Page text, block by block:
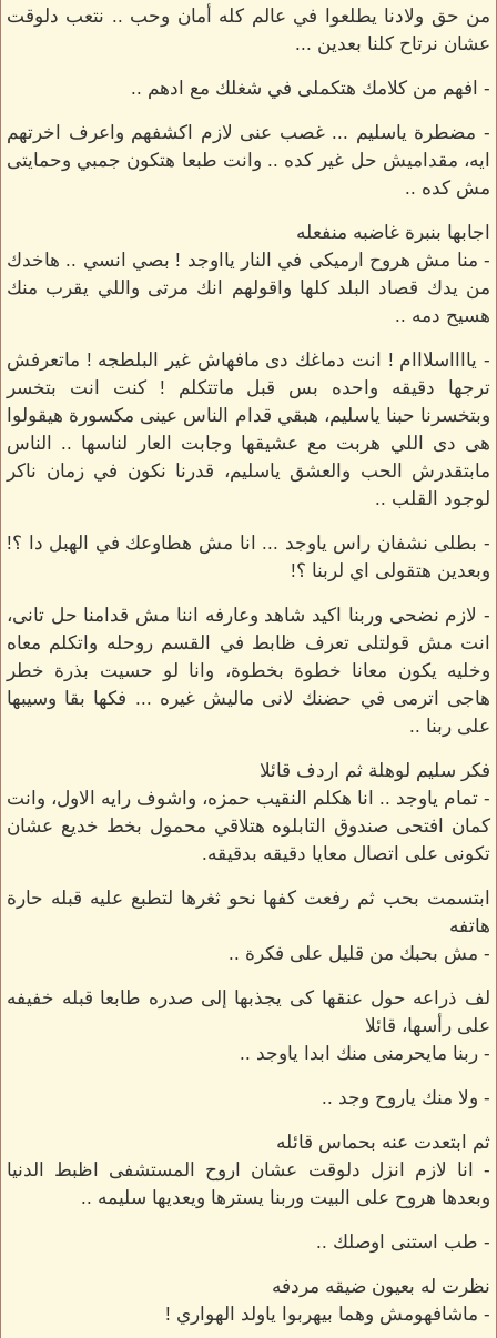
من حق ولادنا يطلعوا في عالم كله أمان وحب .. نتعب دلوقت
عشان نرتاح كلنا بعدين ...
- افهم من كلامك هتكملى في شغلك مع ادهم ..
- مضطرة ياسليم ... غصب عنى لازم اكشفهم واعرف اخرتهم
ايه، مقداميش حل غير كده .. وانت طبعا هتكون جمبي وحمايتى
مش كده ..
اجابها بنبرة غاضبه منفعله
- منا مش هروح ارميكى في النار يااوجد ! بصي انسي .. هاخدك
من يدك قصاد البلد كلها واقولهم انك مرتى واللي يقرب منك
هسيح دمه ..
- يااااسلااام ! انت دماغك دى مافهاش غير البلطجه ! ماتعرفش
ترجها دقيقه واحده بس قبل ماتتكلم ! كنت انت بتخسر
وبتخسرنا حبنا ياسليم، هبقي قدام الناس عينى مكسورة هيقولوا
هى دى اللي هربت مع عشيقها وجابت العار لناسها .. الناس
مابتقدرش الحب والعشق ياسليم، قدرنا نكون في زمان ناكر
لوجود القلب ..
- بطلى نشفان راس ياوجد ... انا مش هطاوعك في الهبل دا ؟!
وبعدين هتقولى اي لربنا ؟!
- لازم نضحى وربنا اكيد شاهد وعارفه اننا مش قدامنا حل تانى،
انت مش قولتلى تعرف ظابط في القسم روحله واتكلم معاه
وخليه يكون معانا خطوة بخطوة، وانا لو حسيت بذرة خطر
هاجى اترمى في حضنك لانى ماليش غيره ... فكها بقا وسيبها
على ربنا ..
فكر سليم لوهلة ثم اردف قائلا
- تمام ياوجد .. انا هكلم النقيب حمزه، واشوف رايه الاول، وانت
كمان افتحى صندوق التابلوه هتلاقي محمول بخط خديع عشان
تكونى على اتصال معايا دقيقه بدقيقه.
ابتسمت بحب ثم رفعت كفها نحو ثغرها لتطبع عليه قبله حارة
هاتفه
- مش بحبك من قليل على فكرة ..
لف ذراعه حول عنقها كى يجذبها إلى صدره طابعا قبله خفيفه
على رأسها، قائلا
- ربنا مايحرمنى منك ابدا ياوجد ..
- ولا منك ياروح وجد ..
ثم ابتعدت عنه بحماس قائله
- انا لازم انزل دلوقت عشان اروح المستشفى اظبط الدنيا
وبعدها هروح على البيت وربنا يسترها ويعديها سليمه ..
- طب استنى اوصلك ..
نظرت له بعيون ضيقه مردفه
- ماشافهومش وهما بيهربوا ياولد الهواري !